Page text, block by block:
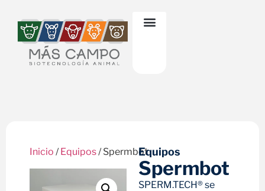
Inicio /Equipos/ SpermbotEquipos
Spermbot
SPERM.TECH® se